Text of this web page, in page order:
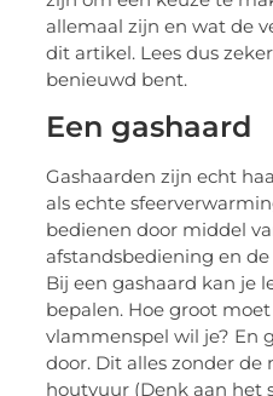
allemaal zijn en wat de
dit artikel. Lees dus
benieuwd bent.
Een gashaard
Gashaarden zijn echt
als echte
bedienen door middel
afstandsbediening en
Bij een gashaard kan je
bepalen. Hoe groot
vlammenspel wil je? En
door. Dit alles zonder
houtvuur (Denk aan het